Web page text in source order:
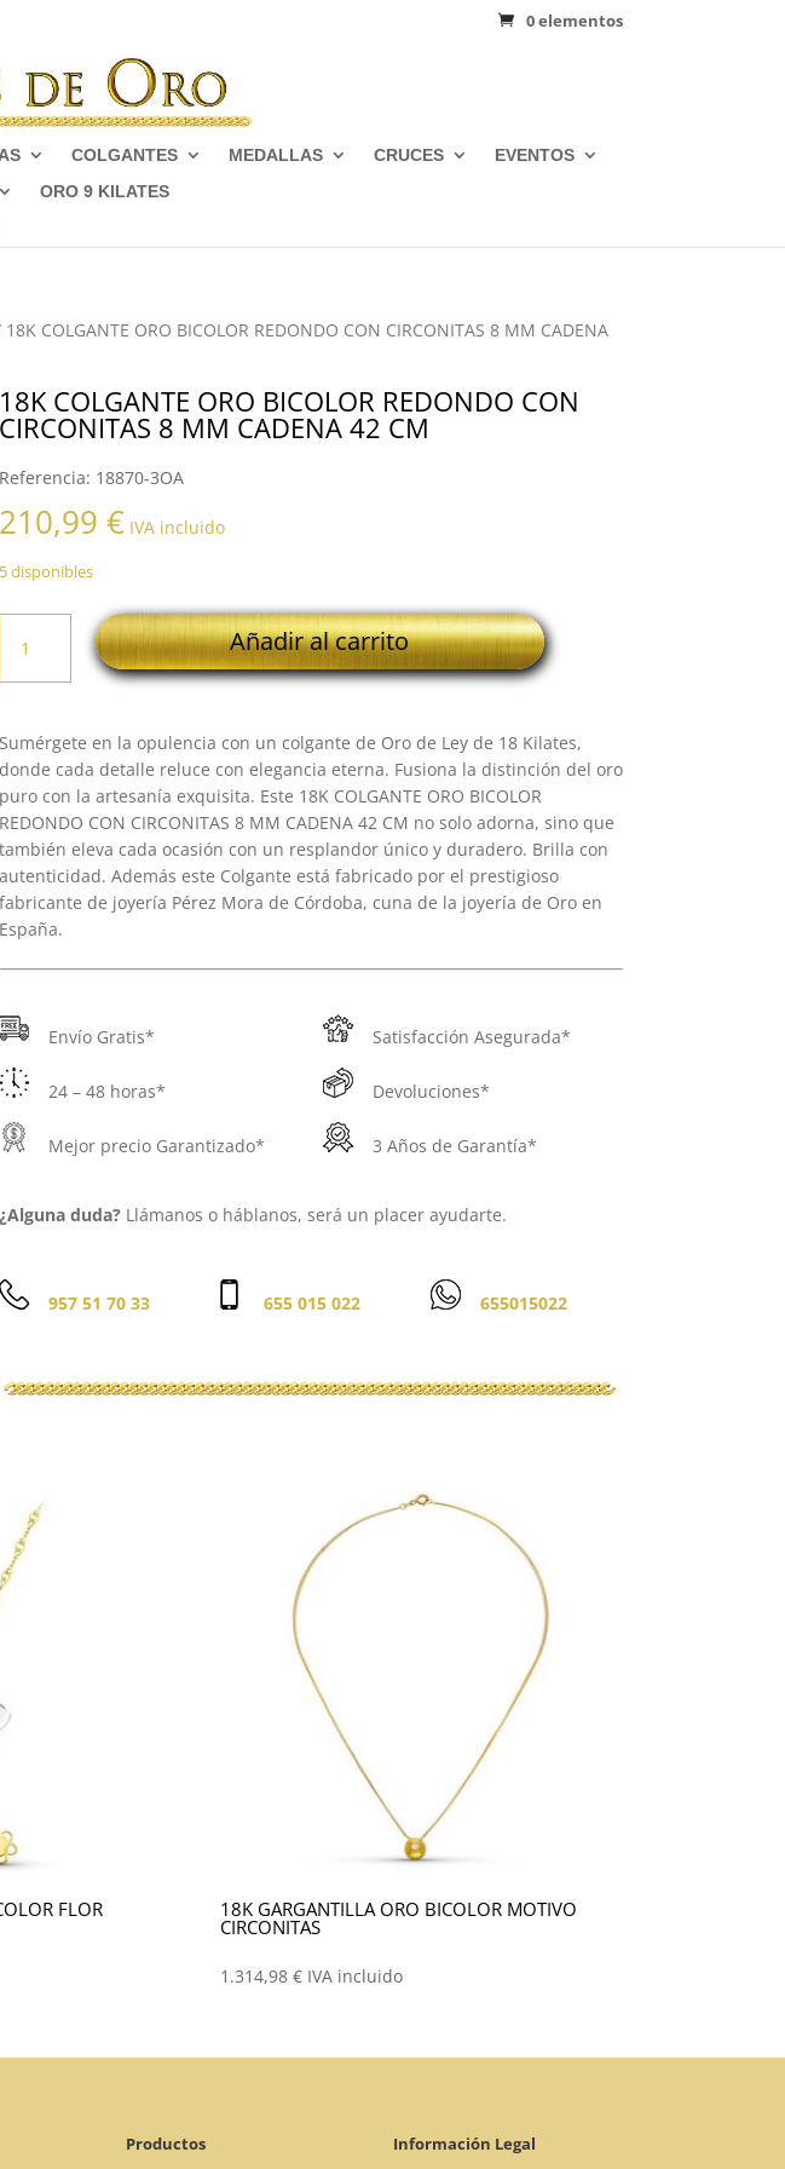
0 elementos
COLGANTES MEDALLAS CRUCES
EVENTOS
ORO 9 KILATES
18K COLGANTE ORO BICOLOR REDONDO CON CIRCONITAS 8 MM CADENA
18K COLGANTE ORO BICOLOR REDONDO CON
CIRCONITAS 8 MM CADENA 42 CM
Referencia: 18870-3OA
210,99 € IVA incluido
5 disponibles
COLGANTE
ORO
REDONDO
CON
CIRCONITAS
8
CADENA
42
cantidad
Añadir al carrito
Sumérgete en la opulencia con un colgante de Oro de Ley de 18 Kilates,
donde cada detalle reluce con elegancia eterna. Fusiona la distinción del oro
puro con la artesanía exquisita. Este 18K COLGANTE ORO BICOLOR
REDONDO CON CIRCONITAS 8 MM CADENA 42 CM no solo adorna, sino que
también eleva cada ocasión con un resplandor único y duradero. Brilla con
autenticidad. Además este Colgante está fabricado por el prestigioso
fabricante de joyería Pérez Mora de Córdoba, cuna de la joyería de Oro en
España.
Envío Gratis*
24 – 48 horas*
Mejor precio Garantizado*
Satisfacción Asegurada*
Devoluciones*
3 Años de Garantía*
¿Alguna duda?Llámanos o háblanos, será un placer ayudarte.
957 51 70 33 655 015 022 655015022
FLOR 18K GARGANTILLA ORO BICOLOR MOTIVO
CIRCONITAS
1.314,98€ IVA incluido
Productos Información Legal